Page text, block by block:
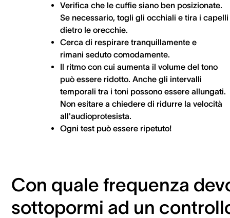
Verifica che le cuffie siano ben posizionate.
Se necessario, togli gli occhiali e tira i capelli
dietro le orecchie.
Cerca di respirare tranquillamente e
rimani seduto comodamente.
Il ritmo con cui aumenta il volume del tono
può essere ridotto. Anche gli intervalli
temporali tra i toni possono essere allungati.
Non esitare a chiedere di ridurre la velocità
all'audioprotesista.
Ogni test può essere ripetuto!
Con quale frequenza
sottopormi ad un